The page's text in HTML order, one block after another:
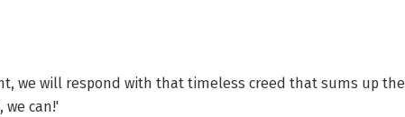
we will respond with that timeless creed that sums up the
we can!'